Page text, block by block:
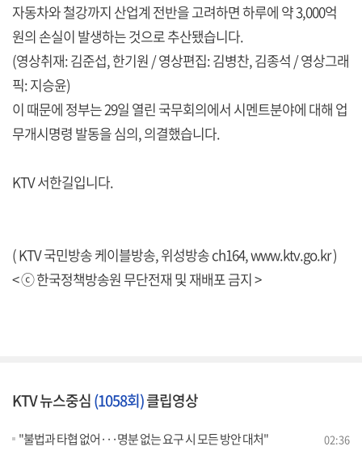
자동차와 철강까지 산업계 전반을 고려하면 하루에 약 3,000억
원의 손실이 발생하는 것으로 추산됐습니다.
(영상취재: 김준섭, 한기원 / 영상편집: 김병찬, 김종석 / 영상그래
픽: 지승윤)
이 때문에 정부는 29일 열린 국무회의에서 시멘트분야에 대해 업
무개시명령 발동을 심의, 의결했습니다.
KTV 서한길입니다.
( KTV 국민방송 케이블방송, 위성방송 ch164,www.ktv.go.kr)
< ⓒ 한국정책방송원 무단전재 및 재배포 금지 >
KTV 뉴스중심(1058회)클립영상
"불법과 타협 없어···명분 없는 요구 시 모든 방안 대처" 02:36